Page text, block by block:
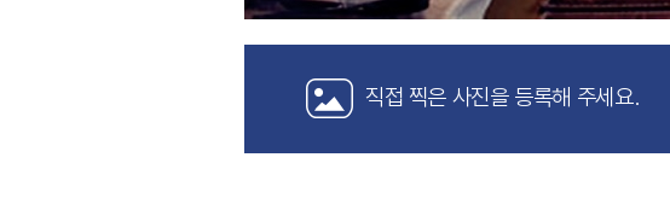
직접 찍은 사진을 등록해 주세요.